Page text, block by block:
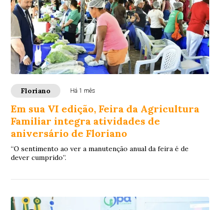
Floriano Há 1 mês
Em sua VI edição, Feira da Agricultura
Familiar integra atividades de
aniversário de Floriano
“O sentimento ao ver a manutenção anual da feira é de
dever cumprido”.